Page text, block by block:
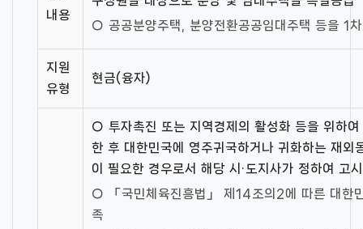
내용
○ 공공분양주택, 분양전환공공임대주택 등을 1
지원
유형
현금(융자)
○ 투자촉진 또는 지역경제의 활성화 등을 위하
한 후 대한민국에 영주귀국하거나 귀화하는 재외
이 필요한 경우로서 해당 시·도지사가 정하여 고
○ 「국민체육진흥법」 제14조의2에 따른 대한
족